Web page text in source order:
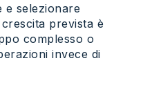
e selezionare
prevista è
complesso o
invece di